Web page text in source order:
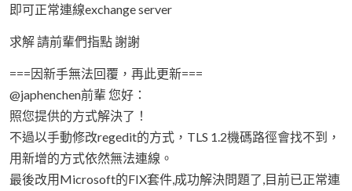
即可正常連線exchange server
求解 請前輩們指點 謝謝
===因新手無法回覆，再此更新===
@japhenchen前輩 您好：
照您提供的方式解決了！
不過以手動修改regedit的方式，TLS 1.2機碼路徑會找不到，
用新增的方式依然無法連線。
最後改用Microsoft的FIX套件,成功解決問題了,目前已正常連